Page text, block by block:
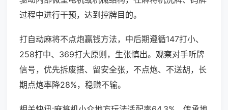
过程中进行干预，达到控牌目的。
打自动麻将不点炮赢钱方法，中后期遵循147打小、
258打中、369打大原则，生张慎出。观察对手听牌
信号，优先拆废搭、留安全张，不点炮、不送胡，长
期点炮率降28%，稳赚不输。